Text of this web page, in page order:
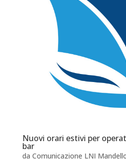
Nuovi orari estivi per
bar
da Comunicazione LNI